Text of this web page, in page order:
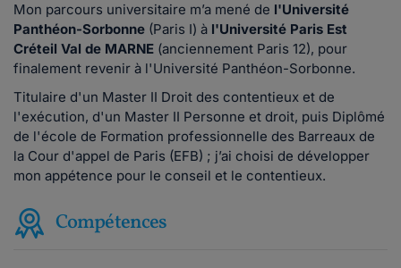
Mon parcours universitaire m’a mené de l'Université
Panthéon-Sorbonne (Paris I) à l'Université Paris Est
Créteil Val de MARNE (anciennement Paris 12), pour
finalement revenir à l'Université Panthéon-Sorbonne.
Titulaire d'un Master II Droit des contentieux et de
l'exécution, d'un Master II Personne et droit, puis Diplômé
de l'école de Formation professionnelle des Barreaux de
la Cour d'appel de Paris (EFB) ; j’ai choisi de développer
mon appétence pour le conseil et le contentieux.
Compétences